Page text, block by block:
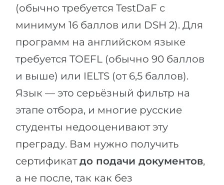
(обычно требуется TestDaF с
минимум 16 баллов или DSH 2). Для
программ на английском языке
требуется TOEFL (обычно 90 баллов
и выше) или IELTS (от 6,5 баллов).
Язык — это серьёзный фильтр на
этапе отбора, и многие русские
студенты недооценивают эту
преграду. Вам нужно получить
сертификатдо подачи документов,
а не после, так как без